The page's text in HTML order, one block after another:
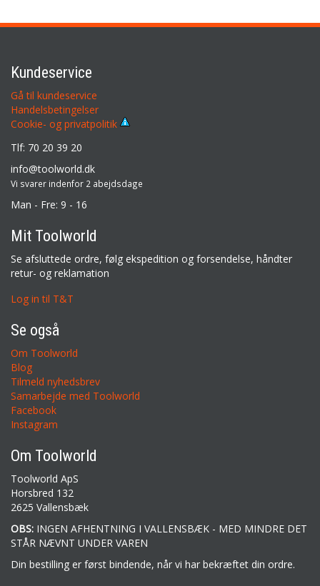
Kundeservice
Gå til kundeservice
Handelsbetingelser
Cookie- og privatpolitik
Tlf: 70 20 39 20
info@toolworld.dk
Vi svarer indenfor 2 abejdsdage
Man - Fre: 9 - 16
Mit Toolworld
Se afsluttede ordre, følg ekspedition og forsendelse, håndter
retur- og reklamation
Log in til T&T
Se også
Om Toolworld
Blog
Tilmeld nyhedsbrev
Samarbejde med Toolworld
Facebook
Instagram
Om Toolworld
Toolworld ApS
Horsbred 132
2625 Vallensbæk
OBS: INGEN AFHENTNING I VALLENSBÆK - MED MINDRE DET
STÅR NÆVNT UNDER VAREN
Din bestilling er først bindende, når vi har bekræftet din ordre.